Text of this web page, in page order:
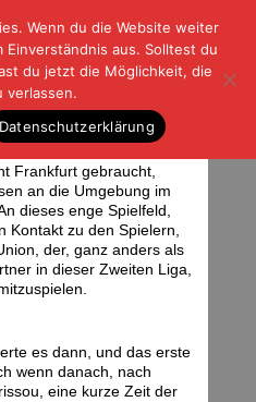
und der Rest
|DATENSCHUTZ
SPORT1. Foto: Stefan Krieger.
Frankfurt gebraucht,
an die Umgebung im
dieses enge Spielfeld,
Kontakt zu den Spielern,
der, ganz anders als
in dieser Zweiten Liga,
es dann, und das erste
wenn danach, nach
eine kurze Zeit der
Wenn du die Website weiter
aus. Solltest du
du jetzt die Möglichkeit, die
verlassen.
Datenschutzerklärung